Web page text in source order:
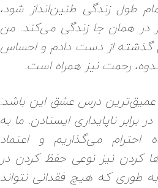
طول زندگی طنین‌انداز شود،
در همان جا زندگی می‌کند. من
گذشته از دست دادم و احساس
رحمت نیز همراه است.
عمیق‌ترین درس عشق این باشد:
برابر ناپایداری ایستادن. ما به
احترام می‌گذاریم و اعتماد
کردن نیز نوعی حفظ کردن در
طوری که هیچ فقدانی نتواند